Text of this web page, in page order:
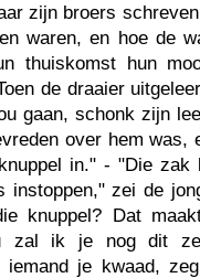
zijn broers
waren, en hoe de
thuiskomst hun
de draaier
gaan, schonk zijn
over hem was,
in." - "Die zak
instoppen," zei de
knuppel? Dat
zal ik je nog dit
iemand je kwaad, zeg